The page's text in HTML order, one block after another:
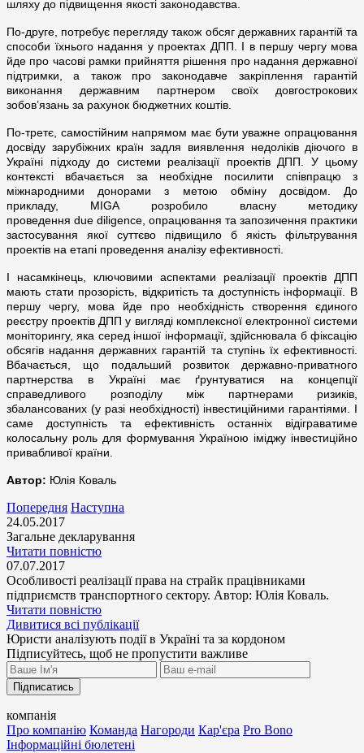
шляху до підвищення якості законодавства.
По-друге, потребує перегляду також обсяг державних гарантій та
способи їхнього надання у проектах ДПП. І в першу чергу мова
йде про часові рамки прийняття рішення про надання державної
підтримки, а також про законодавче закріплення гарантій
виконання державним партнером своїх довгострокових
зобов’язань за рахунок бюджетних коштів.
По-третє, самостійним напрямом має бути уважне опрацювання
досвіду зарубіжних країн задля виявлення недоліків діючого в
Україні підходу до системи реалізації проектів ДПП. У цьому
контексті вбачається за необхідне посилити співпрацю з
міжнародними донорами з метою обміну досвідом. До
прикладу, MIGA розробило власну методику
проведення due diligence, опрацювання та запозичення практики
застосування якої суттєво підвищило б якість фільтрування
проектів на етапі проведення аналізу ефективності.
І насамкінець, ключовими аспектами реалізації проектів ДПП
мають стати прозорість, відкритість та доступність інформації. В
першу чергу, мова йде про необхідність створення єдиного
реєстру проектів ДПП у вигляді комплексної електронної системи
моніторингу, яка серед іншої інформації, здійснювала б фіксацію
обсягів надання державних гарантій та ступінь їх ефективності.
Вбачається, що подальший розвиток державно-приватного
партнерства в Україні має ґрунтуватися на концепції
справедливого розподілу між партнерами ризиків,
збалансованих (у разі необхідності) інвестиційними гарантіями. І
саме доступність та ефективність останніх відіграватиме
колосальну роль для формування Україною іміджу інвестиційно
привабливої країни.
Автор: Юлія Коваль
Попередня Наступна
24.05.2017
Загальне декларування
Читати повністю
07.07.2017
Особливості реалізації права на страйк працівниками
підприємств транспортного сектору. Автор: Юлія Коваль.
Читати повністю
Дивитися всі публікації
Юристи аналізують події в Україні та за кордоном
Підписуйтесь, щоб не пропустити важливе
Підписатись
компанія
Про компанію Команда Нагороди Кар'єра Pro Bono
Інформаційні бюлетені